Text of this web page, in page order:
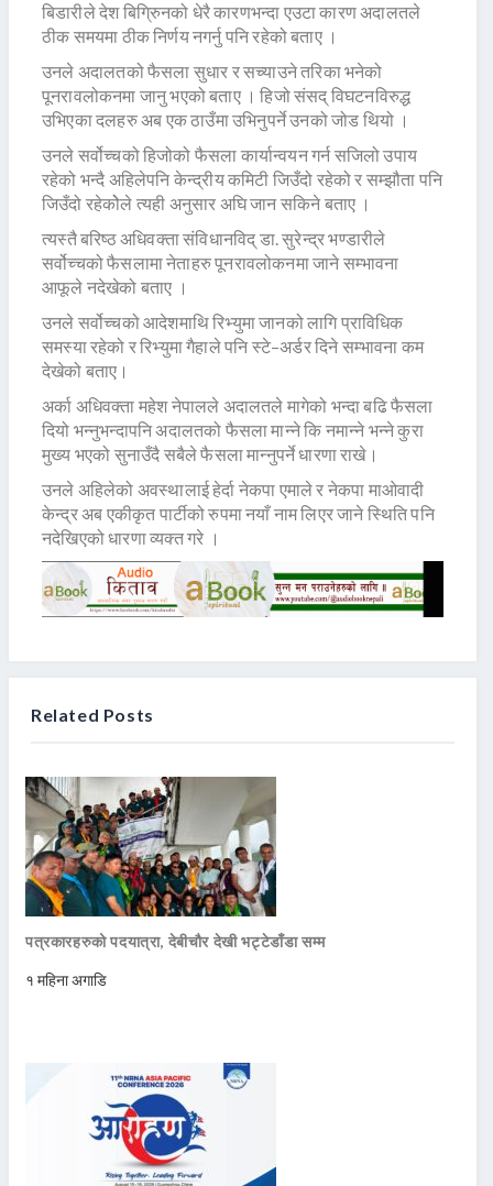
बिडारीले देश बिग्रिुनको धेरै कारणभन्दा एउटा कारण अदालतले
ठीक समयमा ठीक निर्णय नगर्नु पनि रहेको बताए ।
उनले अदालतको फैसला सुधार र सच्याउने तरिका भनेको
पूनरावलोकनमा जानु भएको बताए । हिजो संसद् विघटनविरुद्ध
उभिएका दलहरु अब एक ठाउँमा उभिनुपर्ने उनको जोड थियो ।
उनले सर्वोच्चको हिजोको फैसला कार्यान्वयन गर्न सजिलो उपाय
रहेको भन्दै अहिलेपनि केन्द्रीय कमिटी जिउँदो रहेको र सम्झौता पनि
जिउँदो रहेकोेले त्यही अनुसार अघि जान सकिने बताए ।
त्यस्तै बरिष्ठ अधिवक्ता संविधानविद् डा. सुरेन्द्र भण्डारीले
सर्वोच्चको फैसलामा नेताहरु पूनरावलोकनमा जाने सम्भावना
आफूले नदेखेको बताए ।
उनले सर्वोच्चको आदेशमाथि रिभ्युमा जानको लागि प्राविधिक
समस्या रहेको र रिभ्युमा गैहाले पनि स्टे–अर्डर दिने सम्भावना कम
देखेको बताए।
अर्का अधिवक्ता महेश नेपालले अदालतले मागेको भन्दा बढि फैसला
दियो भन्नुभन्दापनि अदालतको फैसला मान्ने कि नमान्ने भन्ने कुरा
मुख्य भएको सुनाउँदै सबैले फैसला मान्नुपर्ने धारणा राखे।
उनले अहिलेको अवस्थालाई हेर्दा नेकपा एमाले र नेकपा माओवादी
केन्द्र अब एकीकृत पार्टीको रुपमा नयाँ नाम लिएर जाने स्थिति पनि
नदेखिएको धारणा व्यक्त गरे ।
Related Posts
पत्रकारहरुको पदयात्रा, देबीचौर देखी भट्टेडाँडा सम्म
१ महिना अगाडि